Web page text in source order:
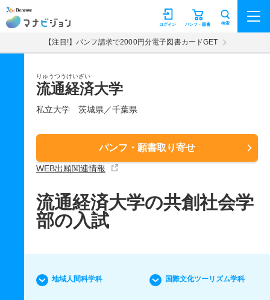
マナビジョン パンフ・願書
ログイン 検索
【注目!】パンフ請求で2000円分電子図書カードGET
りゅうつうけいざい
流通経済大学
私立大学 茨城県／千葉県
パンフ・願書取り寄せ
WEB出願関連情報
流通経済大学の共創社会学
部の入試
地域人間科学科 国際文化ツーリズム学科